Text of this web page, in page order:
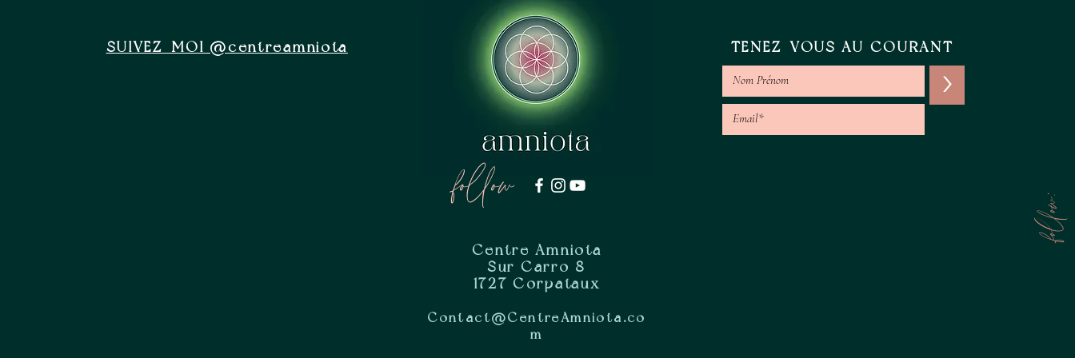
follow:
SUIVEZ-MOI @centreamniota
follow
Centre Amniota
Sur Carro 8
1727 Corpataux
Contact@CentreAmniota.co
m
TENEZ-VOUS AU COURANT
>